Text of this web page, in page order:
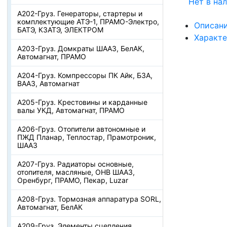
А202-Груз. Генераторы, стартеры и
комплектующие АТЭ-1, ПРАМО-Электро,
БАТЭ, КЗАТЭ, ЭЛЕКТРОМ
А203-Груз. Домкраты ШААЗ, БелАК,
Автомагнат, ПРАМО
А204-Груз. Компрессоры ПК Айк, БЗА,
ВААЗ, Автомагнат
А205-Груз. Крестовины и карданные
валы УКД, Автомагнат, ПРАМО
А206-Груз. Отопители автономные и
ПЖД Планар, Теплостар, Прамотроник,
ШААЗ
А207-Груз. Радиаторы основные,
отопителя, масляные, ОНВ ШААЗ,
Оренбург, ПРАМО, Пекар, Luzar
А208-Груз. Тормозная аппаратура SORL,
Автомагнат, БелАК